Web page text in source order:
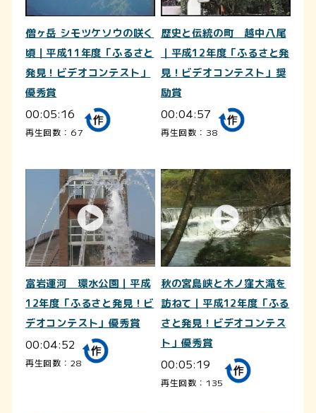
僧ヶ岳 シモツケソウの咲く
頃｜平成11年度「ふるさと
発見！ビデオコンテスト」
優秀賞
00:05:16
再生回数：67
歴史と伝統の町 越中八尾
｜平成12年度「ふるさと発
見！ビデオコンテスト」奨
励賞
00:04:57
再生回数：38
富岩運河 環水公園｜平成
12年度「ふるさと発見！ビ
デオコンテスト」優秀賞
00:04:52
再生回数：28
秋の宮島峡と木ノ窪大滝を
訪ねて｜平成12年度「ふる
さと発見！ビデオコンテス
ト」優秀賞
00:05:19
再生回数：135